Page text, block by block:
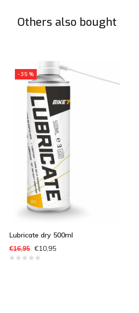
Others also bought
-35%
Lubricate dry 500ml
€16,95 €10,95